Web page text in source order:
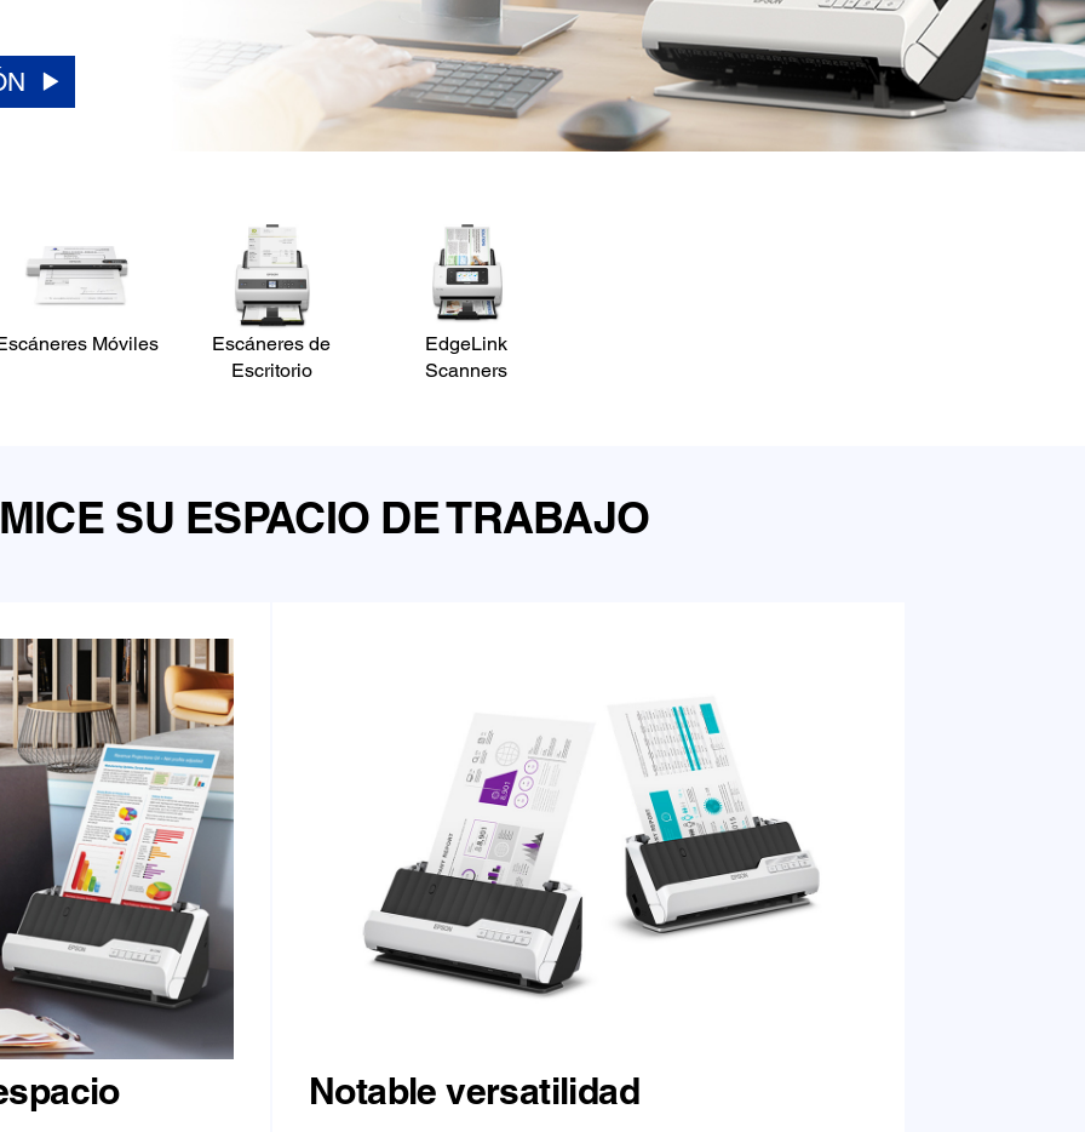
Móviles
Escáneres de
Escritorio
EdgeLink
Scanners
SU ESPACIO DE TRABAJO
Notable versatilidad